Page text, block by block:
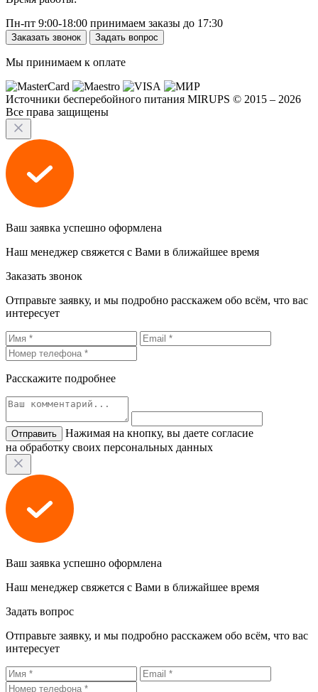
Пн-пт 9:00-18:00 принимаем заказы до 17:30
Заказать звонок Задать вопрос
Мы принимаем к оплате
Источники бесперебойного питания MIRUPS © 2015 – 2026
Все права защищены
Ваш заявка успешно оформлена
Наш менеджер свяжется с Вами в ближайшее время
Заказать звонок
Отправьте заявку, и мы подробно расскажем обо всём, что вас
интересует
Расскажите подробнее
Нажимая на кнопку, вы даете согласие
на обработку своих персональных данных
Ваш заявка успешно оформлена
Наш менеджер свяжется с Вами в ближайшее время
Задать вопрос
Отправьте заявку, и мы подробно расскажем обо всём, что вас
интересует